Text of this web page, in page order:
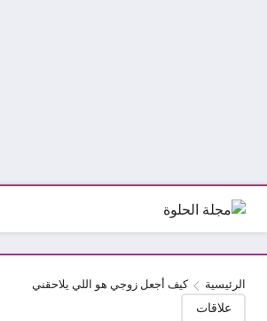
الرئيسية كيف أجعل زوجي هو اللي يلاحقني
علاقات